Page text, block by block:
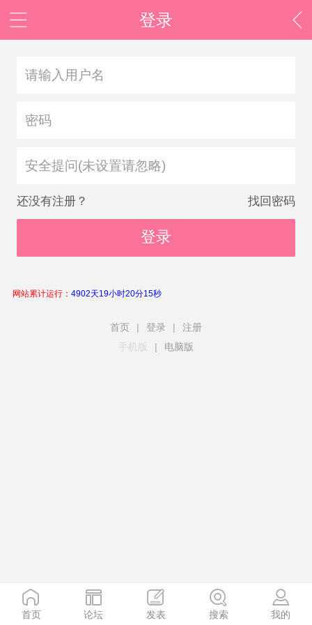
登录
安全提问(未设置请忽略)
还没有注册？ 找回密码
登录
网站累计运行： 4902天19小时20分15秒
首页 | 登录 |
注册
手机版
| 电脑版
首页 论坛 发表 搜索 我的